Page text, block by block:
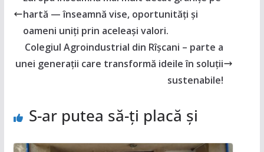
hartă — înseamnă vise, oportunități și
oameni uniți prin aceleași valori.
Colegiul Agroindustrial din Rîșcani – parte a
unei generații care transformă ideile în soluții
sustenabile!
S-ar putea să-ți placă și